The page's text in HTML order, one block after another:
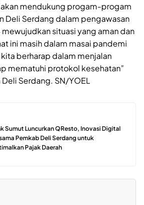
mendukung progam-progam
Deli Serdang dalam pengawasan
mewujudkan situasi yang aman dan
ini masih dalam masai pandemi
berharap dalam menjalan
mematuhi protokol kesehatan”
Serdang. SN/YOEL
Sumut Luncurkan QResto, Inovasi Digital
Pemkab Deli Serdang untuk
Pajak Daerah